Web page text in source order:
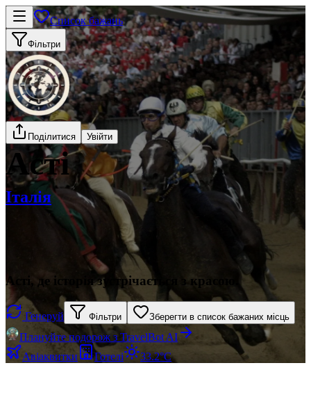
Список бажань
Фільтри
Поділитися Увійти
Асті
Італія
Асті, де історія зустрічається з красою.
Генеруй Фільтри Зберегти в список бажаних місць
Плануйте подорож з TravelBot AI
Авіаквитки
Готелі 33.2°C